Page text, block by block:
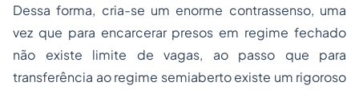
Dessa forma, cria-se um enorme contrassenso, uma
vez que para encarcerar presos em regime fechado
não existe limite de vagas, ao passo que para
transferência ao regime semiaberto existe um rigoroso